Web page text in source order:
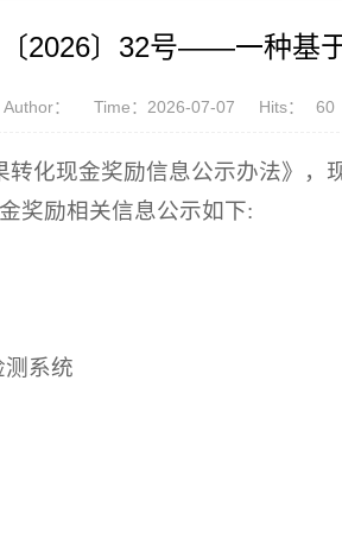
2026〕32号——一种基
Author： Time：2026-07-07 Hits： 60
化现金奖励信息公示办法》，
奖励相关信息公示如下:
系统